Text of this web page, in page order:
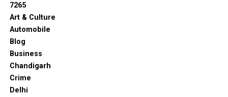
7265
Art & Culture
Automobile
Blog
Business
Chandigarh
Crime
Delhi